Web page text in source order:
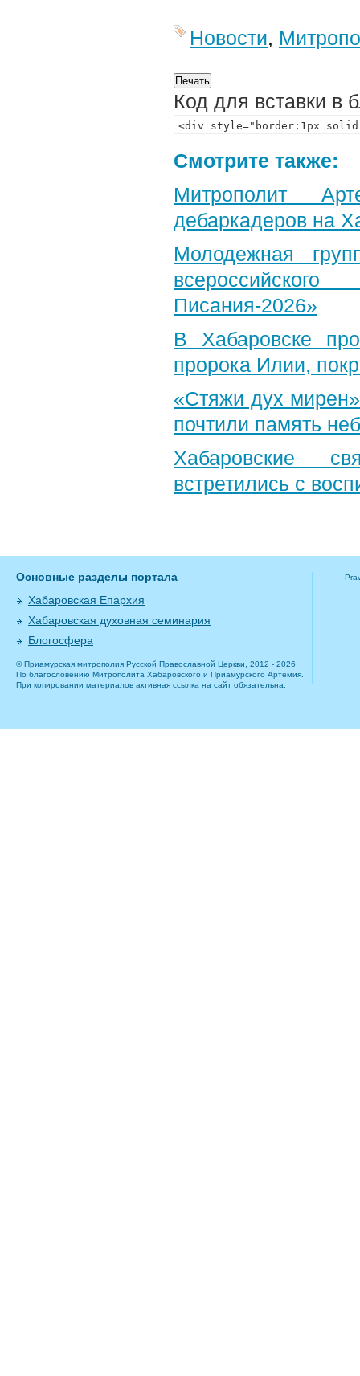
Новости,
Код для вставки в
Смотрите также:
Митрополит
дебаркадеров на
Молодежная
Писания-2026»
В Хабаровске
пророка Илии,
«Стяжи дух
почтили память
Хабаровские
встретились с
Основные разделы портала
Хабаровская Епархия
Хабаровская духовная семинария
Блогосфера
© Приамурская митрополия Русской Православной Церкви, 2012 - 2026
По благословению Митрополита Хабаровского и Приамурского Артемия.
При копировании материалов активная ссылка на сайт обязательна.